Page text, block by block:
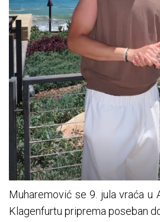
Muharemović se 9. jula vraća u
Klagenfurtu priprema poseban